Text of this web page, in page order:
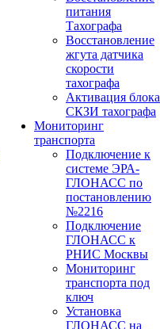
питания
Тахографа
Восстановление
жгута датчика
скорости
тахографа
Активация блока
СКЗИ тахографа
Мониторинг
транспорта
Подключение к
системе ЭРА-
ГЛОНАСС по
постановлению
№2216
Подключение
ГЛОНАСС к
РНИС Москвы
Мониторинг
транспорта под
ключ
Установка
ГЛОНАСС на